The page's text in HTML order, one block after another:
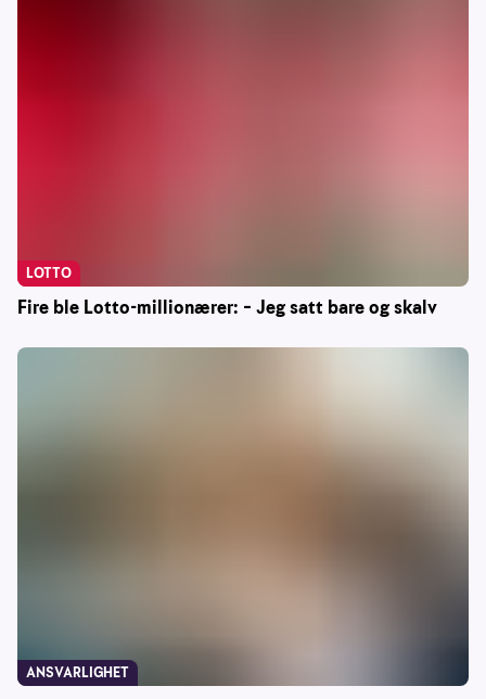
Fire ble Lotto-millionærer: – Jeg satt bare og skalv
LOTTO
ANSVARLIGHET